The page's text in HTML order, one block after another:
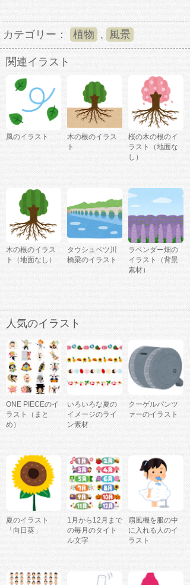
カテゴリー： 植物 , 風景
関連イラスト
風のイラスト
木の根のイラス
ト
桜の木の根のイ
ラスト（地面な
し）
木の根のイラス
ト（地面なし）
タウシュベツ川
橋梁のイラスト
ラベンダー畑の
イラスト（背景
素材）
人気のイラスト
ONE PIECEのイ
ラスト（まと
め）
いろいろな夏の
イメージのライ
ン素材
クーゲルパンツ
ァーのイラスト
夏のイラスト
「向日葵」
1月から12月まで
の毎月のタイト
ル文字
扇風機を服の中
に入れる人のイ
ラスト